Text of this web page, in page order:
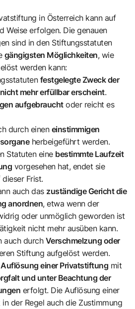
in Österreich kann auf
Weise erfolgen. Die genauen
sind in den Stiftungsstatuten
gängigsten Möglichkeiten, wie
werden kann:
festgelegte Zweck der
mehr erfüllbar erscheint.
aufgebraucht oder reicht es
durch einen einstimmigen
herbeigeführt werden.
Statuten eine bestimmte Laufzeit
vorgesehen hat, endet sie
Frist.
auch das zuständige Gericht die
anordnen, etwa wenn der
oder unmöglich geworden ist
nicht mehr ausüben kann.
auch durch Verschmelzung oder
Stiftung aufgelöst werden.
Auflösung einer Privatstiftung mit
und unter Beachtung der
erfolgt. Die Auflösung einer
der Regel auch die Zustimmung